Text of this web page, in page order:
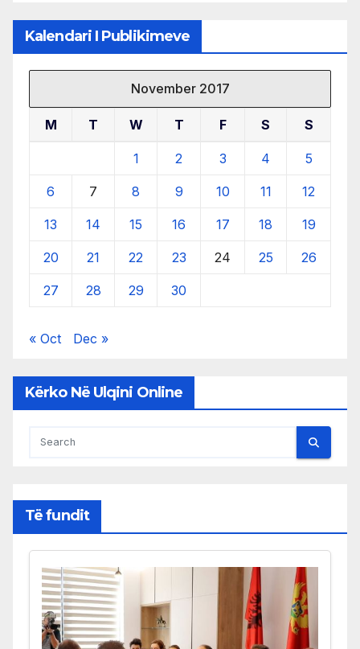
Kalendari I Publikimeve
November 2017
M T W T F S S
1 2 3 4 5
6 7 8 9 10 11 12
13 14 15 16 17 18 19
20 21 22 23 24 25 26
27 28 29 30
« Oct Dec »
Kërko Në Ulqini Online
Të fundit